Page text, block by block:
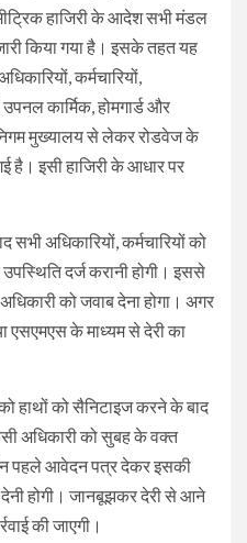
हाजिरी के आदेश सभी मंडल
किया गया है। इसके तहत यह
कर्मचारियों,
उपनल कार्मिक, होमगार्ड और
निगम मुख्यालय से लेकर रोडवेज के
है। इसी हाजिरी के आधार पर
सभी अधिकारियों, कर्मचारियों को
दर्ज करानी होगी। इससे
को जवाब देना होगा। अगर
एसएमएस के माध्यम से देरी का
को सैनिटाइज करने के बाद
अधिकारी को सुबह के वक्त
पहले आवेदन पत्र देकर इसकी
होगी। जानबूझकर देरी से आने
की जाएगी।